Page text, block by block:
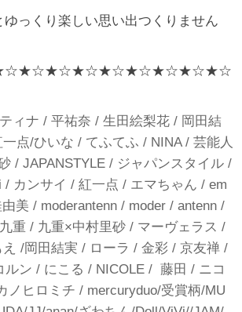
ゆっくり楽しい思い出つくりません
ィナ / 平祐奈 / 生田絵梨花 / 岡田結
点/ひいな / てふてふ / NINA / 芸能人
/ JAPANSTYLE / ジャパンスタイル /
/ カンサイ / 紅一点 / エマちゃん / em
美 / moderantenn / moder / antenn /
重 / 九重×中村里砂 / マーヴェラス /
え /岡田結実 / ローラ / 金彩 / 京友禅 /
ルン / にこる / NICOLE / 藤田 / ニコ
ノヒロミチ / mercuryduo/受賞柄/MU